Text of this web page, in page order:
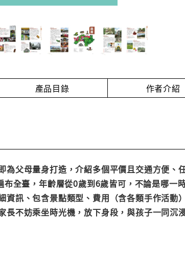
產品目錄 作者介紹
為父母量身打造，介紹多個平價且交通方便、
全臺，年齡層從0歲到6歲皆可，不論是哪一
資訊、包含景點類型、費用（含各類手作活動
長不妨乘坐時光機，放下身段，與孩子一同沉